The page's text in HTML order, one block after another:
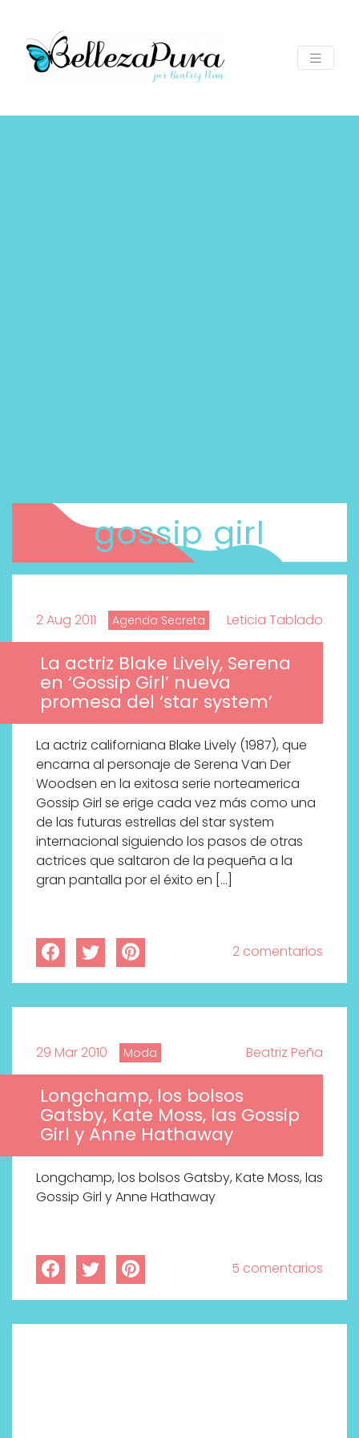
gossip girl
2 Aug 2011 Agenda Secreta Leticia Tablado
La actriz Blake Lively, Serena
en ‘Gossip Girl’ nueva
promesa del ‘star system’
La actriz californiana Blake Lively (1987), que
encarna al personaje de Serena Van Der
Woodsen en la exitosa serie norteamerica
Gossip Girl se erige cada vez más como una
de las futuras estrellas del star system
internacional siguiendo los pasos de otras
actrices que saltaron de la pequeña a la
gran pantalla por el éxito en […]
2 comentarios
29 Mar 2010 Moda Beatriz Peña
Longchamp, los bolsos
Gatsby, Kate Moss, las Gossip
Girl y Anne Hathaway
Longchamp, los bolsos Gatsby, Kate Moss, las
Gossip Girl y Anne Hathaway
5 comentarios